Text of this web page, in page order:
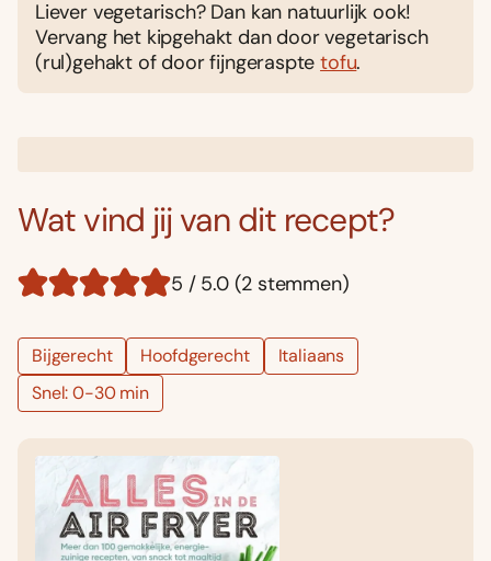
Liever vegetarisch? Dan kan natuurlijk ook!
Vervang het kipgehakt dan door vegetarisch
(rul)gehakt of door fijngerasptetofu.
Wat vind jij van dit recept?
5 / 5.0 (2 stemmen)
Bijgerecht Hoofdgerecht
Italiaans
Snel: 0-30 min